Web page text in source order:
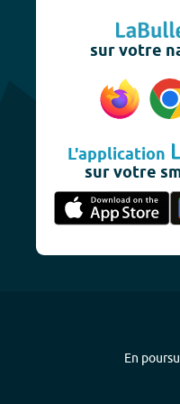
sur votre
L'application
sur votre
En